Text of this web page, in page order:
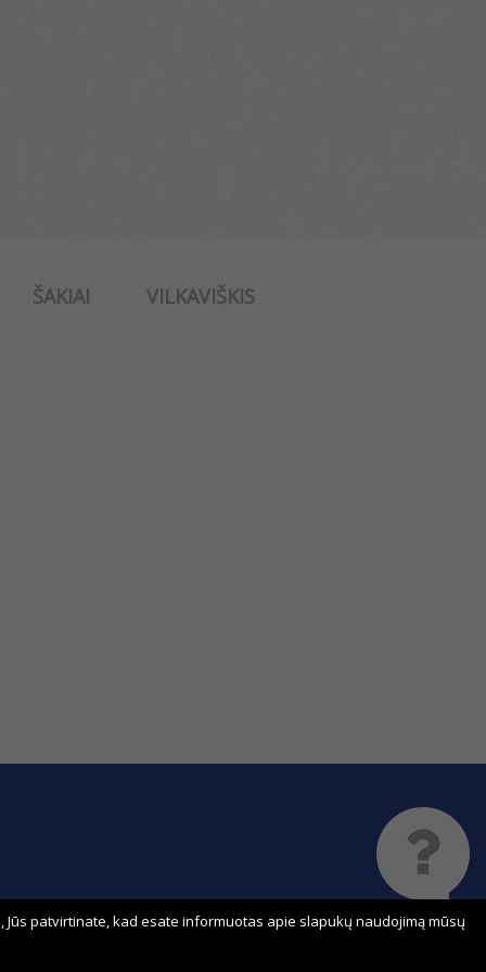
ŠAKIAI
VILKAVIŠKIS
Sprendimas:
Jūs patvirtinate, kad esate informuotas apie slapukų naudojimą mūsų